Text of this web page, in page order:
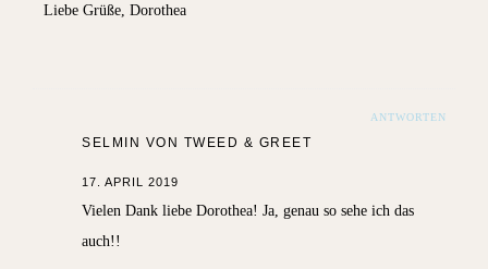
Liebe Grüße, Dorothea
ANTWORTEN
SELMIN VON TWEED & GREET
17. APRIL 2019
Vielen Dank liebe Dorothea! Ja, genau so sehe ich das
auch!!